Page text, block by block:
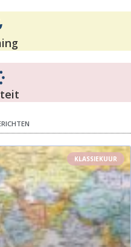
KLASSIEKUUR